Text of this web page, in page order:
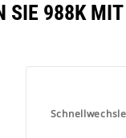
SIE 988K